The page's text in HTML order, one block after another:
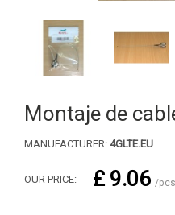
Montaje de
MANUFACTURER: 4GLTE.EU
OUR PRICE: £ 9.06 /